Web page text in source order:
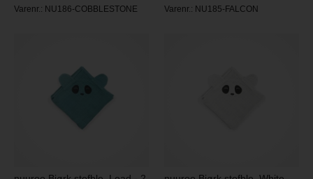
Varenr.: NU186-COBBLESTONE Varenr.: NU185-FALCON